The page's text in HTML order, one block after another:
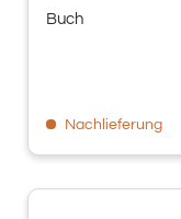
Buch
Nachlieferung